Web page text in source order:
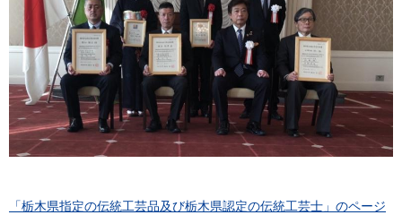
「栃木県指定の伝統工芸品及び栃木県認定の伝統工芸士」のページ